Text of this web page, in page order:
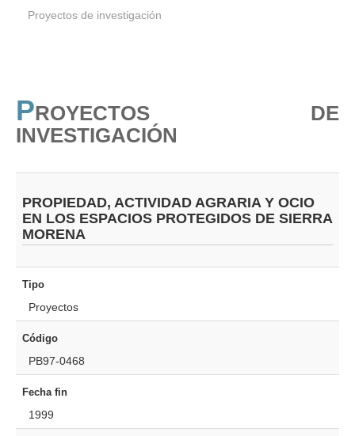
EL GRUPO
PUBLICACIONES
Proyectos de investigación
PROYECTOS DE
INVESTIGACIÓN
PROPIEDAD, ACTIVIDAD AGRARIA Y OCIO
EN LOS ESPACIOS PROTEGIDOS DE SIERRA
MORENA
Tipo
Proyectos
Código
PB97-0468
Fecha fin
1999